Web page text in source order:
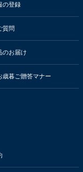
の登録
質問
のお届け
歳暮ご贈答マナー